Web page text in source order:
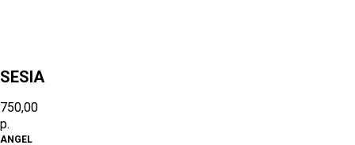
SESIA
750,00
р.
ANGEL